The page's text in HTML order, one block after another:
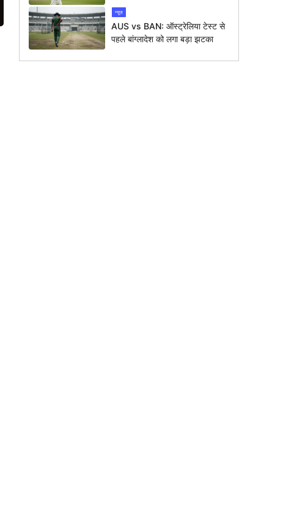
न्यूज
AUS vs BAN: ऑस्ट्रेलिया टेस्ट से
पहले बांग्लादेश को लगा बड़ा झटका